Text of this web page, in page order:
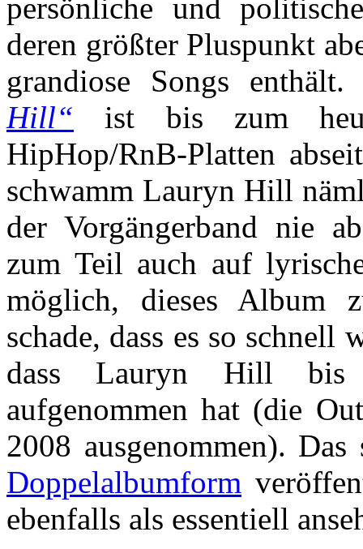
persönliche und
deren größter Pluspunkt
grandiose Songs
Hill“ ist bis zum
HipHop/RnB-Platten
schwamm Lauryn Hill
der Vorgängerband nie
zum Teil auch auf
möglich, dieses Album
schade, dass es so schnell
dass Lauryn Hill bis
aufgenommen hat (die
2008 ausgenommen).
Doppelalbumform
ebenfalls als essentiell